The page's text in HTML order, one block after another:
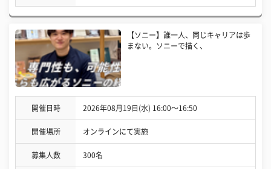
【ソニー】誰一人、同じキャリアは歩
まない。ソニーで描く、
開催日時 2026年08月19日(水) 16:00〜16:50
開催場所 オンラインにて実施
募集人数 300名